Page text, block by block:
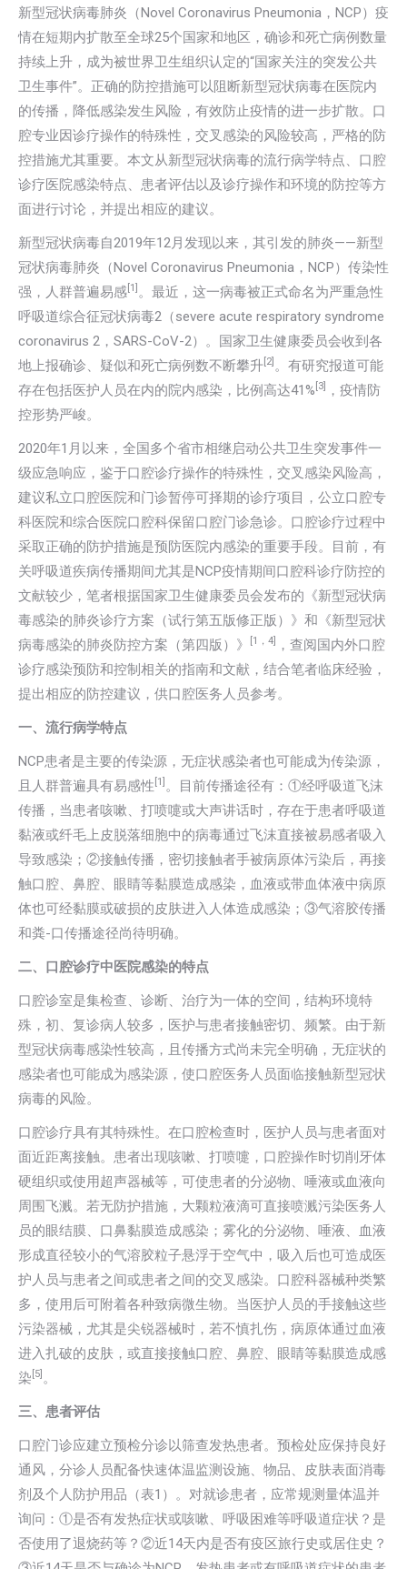
新型冠状病毒肺炎（Novel Coronavirus Pneumonia，NCP）疫
情在短期内扩散至全球25个国家和地区，确诊和死亡病例数量
持续上升，成为被世界卫生组织认定的“国家关注的突发公共
卫生事件”。正确的防控措施可以阻断新型冠状病毒在医院内
的传播，降低感染发生风险，有效防止疫情的进一步扩散。口
腔专业因诊疗操作的特殊性，交叉感染的风险较高，严格的防
控措施尤其重要。本文从新型冠状病毒的流行病学特点、口腔
诊疗医院感染特点、患者评估以及诊疗操作和环境的防控等方
面进行讨论，并提出相应的建议。
新型冠状病毒自2019年12月发现以来，其引发的肺炎——新型
冠状病毒肺炎（Novel Coronavirus Pneumonia，NCP）传染性
强，人群普遍易感 [1] 。最近，这一病毒被正式命名为严重急性
呼吸道综合征冠状病毒2（severe acute respiratory syndrome
coronavirus 2，SARS-CoV-2）。国家卫生健康委员会收到各
地上报确诊、疑似和死亡病例数不断攀升 [2] 。有研究报道可能
存在包括医护人员在内的院内感染，比例高达41% [3]
，疫情防
控形势严峻。
2020年1月以来，全国多个省市相继启动公共卫生突发事件一
级应急响应，鉴于口腔诊疗操作的特殊性，交叉感染风险高，
建议私立口腔医院和门诊暂停可择期的诊疗项目，公立口腔专
科医院和综合医院口腔科保留口腔门诊急诊。口腔诊疗过程中
采取正确的防护措施是预防医院内感染的重要手段。目前，有
关呼吸道疾病传播期间尤其是NCP疫情期间口腔科诊疗防控的
文献较少，笔者根据国家卫生健康委员会发布的《新型冠状病
毒感染的肺炎诊疗方案（试行第五版修正版）》和《新型冠状
病毒感染的肺炎防控方案（第四版）》
[1 ， 4]
，查阅国内外口腔
诊疗感染预防和控制相关的指南和文献，结合笔者临床经验，
提出相应的防控建议，供口腔医务人员参考。
一、流行病学特点
NCP患者是主要的传染源，无症状感染者也可能成为传染源，
且人群普遍具有易感性 1] 。目前传播途径有：①经呼吸道飞沫
传播，当患者咳嗽、打喷嚏或大声讲话时，存在于患者呼吸道
黏液或纤毛上皮脱落细胞中的病毒通过飞沫直接被易感者吸入
导致感染；②接触传播，密切接触者手被病原体污染后，再接
触口腔、鼻腔、眼睛等黏膜造成感染，血液或带血体液中病原
体也可经黏膜或破损的皮肤进入人体造成感染；③气溶胶传播
和粪-口传播途径尚待明确。
二、口腔诊疗中医院感染的特点
口腔诊室是集检查、诊断、治疗为一体的空间，结构环境特
殊，初、复诊病人较多，医护与患者接触密切、频繁。由于新
型冠状病毒感染性较高，且传播方式尚未完全明确，无症状的
感染者也可能成为感染源，使口腔医务人员面临接触新型冠状
病毒的风险。
口腔诊疗具有其特殊性。在口腔检查时，医护人员与患者面对
面近距离接触。患者出现咳嗽、打喷嚏，口腔操作时切削牙体
硬组织或使用超声器械等，可使患者的分泌物、唾液或血液向
周围飞溅。若无防护措施，大颗粒液滴可直接喷溅污染医务人
员的眼结膜、口鼻黏膜造成感染；雾化的分泌物、唾液、血液
形成直径较小的气溶胶粒子悬浮于空气中，吸入后也可造成医
护人员与患者之间或患者之间的交叉感染。口腔科器械种类繁
多，使用后可附着各种致病微生物。当医护人员的手接触这些
污染器械，尤其是尖锐器械时，若不慎扎伤，病原体通过血液
进入扎破的皮肤，或直接接触口腔、鼻腔、眼睛等黏膜造成感
染 [5] 。
三、患者评估
口腔门诊应建立预检分诊以筛查发热患者。预检处应保持良好
通风，分诊人员配备快速体温监测设施、物品、皮肤表面消毒
剂及个人防护用品（表1）。对就诊患者，应常规测量体温并
询问：①是否有发热症状或咳嗽、呼吸困难等呼吸道症状？是
否使用了退烧药等？②近14天内是否有疫区旅行史或居住史？